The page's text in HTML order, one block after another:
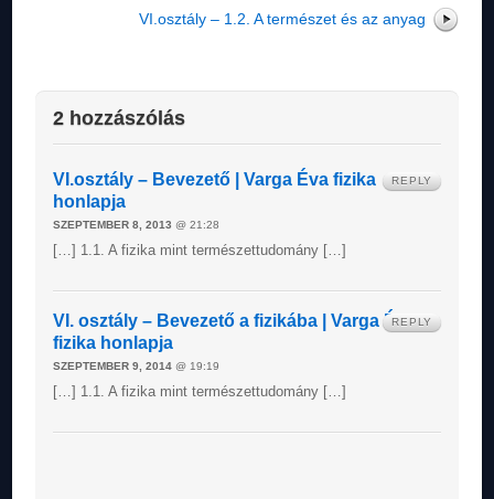
VI.osztály – 1.2. A természet és az anyag
2 hozzászólás
VI.osztály – Bevezető | Varga Éva fizika
honlapja
SZEPTEMBER 8, 2013 @ 21:28
[…] 1.1. A fizika mint természettudomány […]
REPLY
VI. osztály – Bevezető a fizikába | Varga Éva
fizika honlapja
SZEPTEMBER 9, 2014@ 19:19
[…] 1.1. A fizika mint természettudomány […]
REPLY